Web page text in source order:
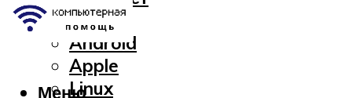
OC
Android
Apple
Linux
Меню